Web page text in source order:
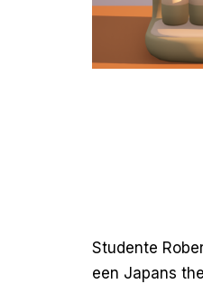
Studente
een Japans